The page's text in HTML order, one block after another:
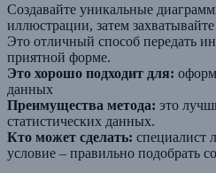
Создавайте уникальные
иллюстрации, затем
Это отличный способ передать
приятной форме.
Это хорошо подходит для:
данных
Преимущества метода: это
статистических данных.
Кто может сделать: специалист
условие – правильно подобрать